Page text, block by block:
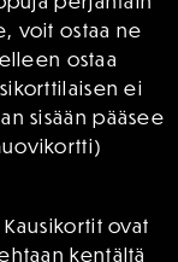
voit ostaa ne
ostaa
ei
sisään pääsee
ovat
kentältä